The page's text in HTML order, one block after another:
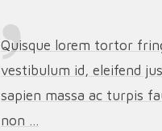
Quisque lorem tortor
vestibulum id, eleifend
sapien massa ac turpis
non ...